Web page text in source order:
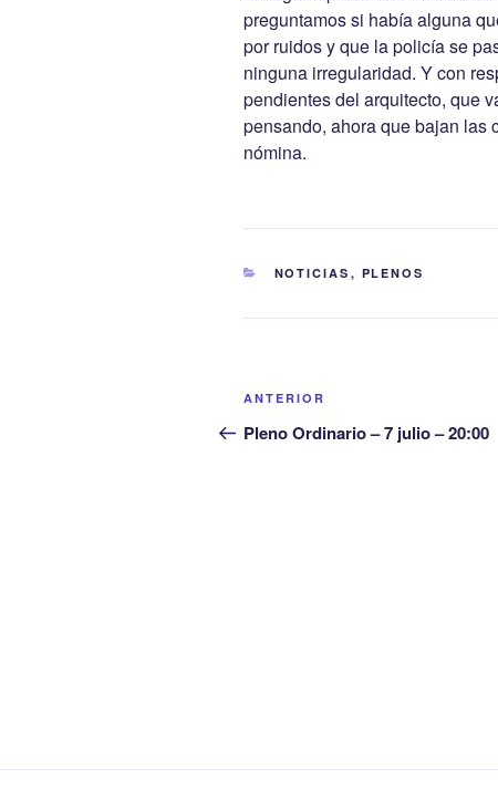
preguntamos si había alguna
por ruidos y que la policía se
ninguna irregularidad. Y con
pendientes del arquitecto, que
pensando, ahora que bajan las
nómina.
CATEGORÍAS
NOTICIAS , PLENOS
Navegación
de
Entrada
anterior:
ANTERIOR
Pleno Ordinario – 7 julio – 20:00